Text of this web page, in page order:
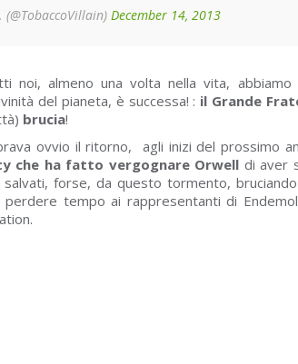
December 14, 2013
noi, almeno una volta nella vita, abbiamo
del pianeta, è successa! : il Grande
brucia!
ovvio il ritorno, agli inizi del prossimo
che ha fatto vergognare Orwell di aver
salvati, forse, da questo tormento,
perdere tempo ai rappresentanti di